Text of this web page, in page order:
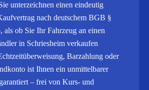
unterzeichnen einen eindeutig
nach deutschem BGB §
als ob Sie Ihr Fahrzeug an einen
in Schriesheim verkaufen
Barzahlung oder
ist Ihnen ein unmittelbarer
– frei von Kurs- und